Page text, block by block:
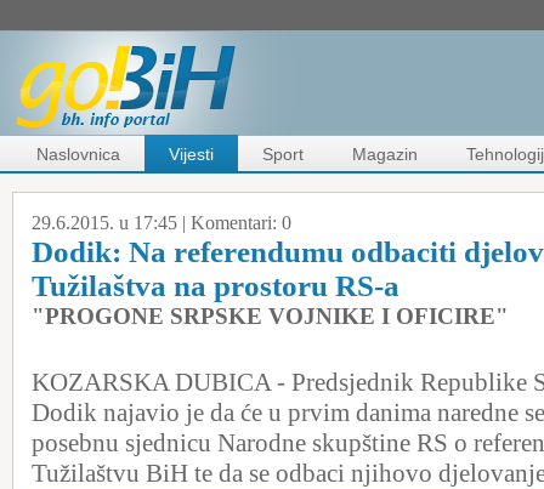
Naslovnica Vijesti Sport Magazin
29.6.2015. u 17:45 | Komentari: 0
Dodik: Na referendumu odbaciti
Tužilaštva na prostoru RS-a
"PROGONE SRPSKE VOJNIKE I OFICIRE"
KOZARSKA DUBICA - Predsjednik Republike
Dodik najavio je da će u prvim danima naredne
posebnu sjednicu Narodne skupštine RS o
Tužilaštvu BiH te da se odbaci njihovo